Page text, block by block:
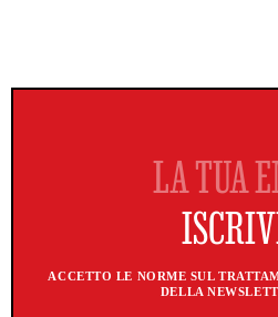
ACCETTO LE NORME SUL
DELLA